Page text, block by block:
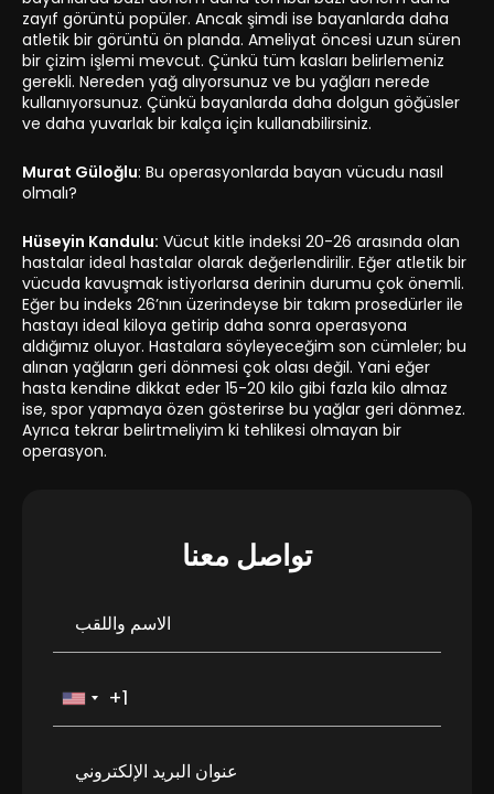
zayıf görüntü popüler. Ancak şimdi ise bayanlarda daha
atletik bir görüntü ön planda. Ameliyat öncesi uzun süren
bir çizim işlemi mevcut. Çünkü tüm kasları belirlemeniz
gerekli. Nereden yağ alıyorsunuz ve bu yağları nerede
kullanıyorsunuz. Çünkü bayanlarda daha dolgun göğüsler
ve daha yuvarlak bir kalça için kullanabilirsiniz.
Murat Güloğlu: Bu operasyonlarda bayan vücudu nasıl
olmalı?
Hüseyin Kandulu: Vücut kitle indeksi 20-26 arasında olan
hastalar ideal hastalar olarak değerlendirilir. Eğer atletik bir
vücuda kavuşmak istiyorlarsa derinin durumu çok önemli.
Eğer bu indeks 26’nın üzerindeyse bir takım prosedürler ile
hastayı ideal kiloya getirip daha sonra operasyona
aldığımız oluyor. Hastalara söyleyeceğim son cümleler; bu
alınan yağların geri dönmesi çok olası değil. Yani eğer
hasta kendine dikkat eder 15-20 kilo gibi fazla kilo almaz
ise, spor yapmaya özen gösterirse bu yağlar geri dönmez.
Ayrıca tekrar belirtmeliyim ki tehlikesi olmayan bir
operasyon.
تواصل معنا